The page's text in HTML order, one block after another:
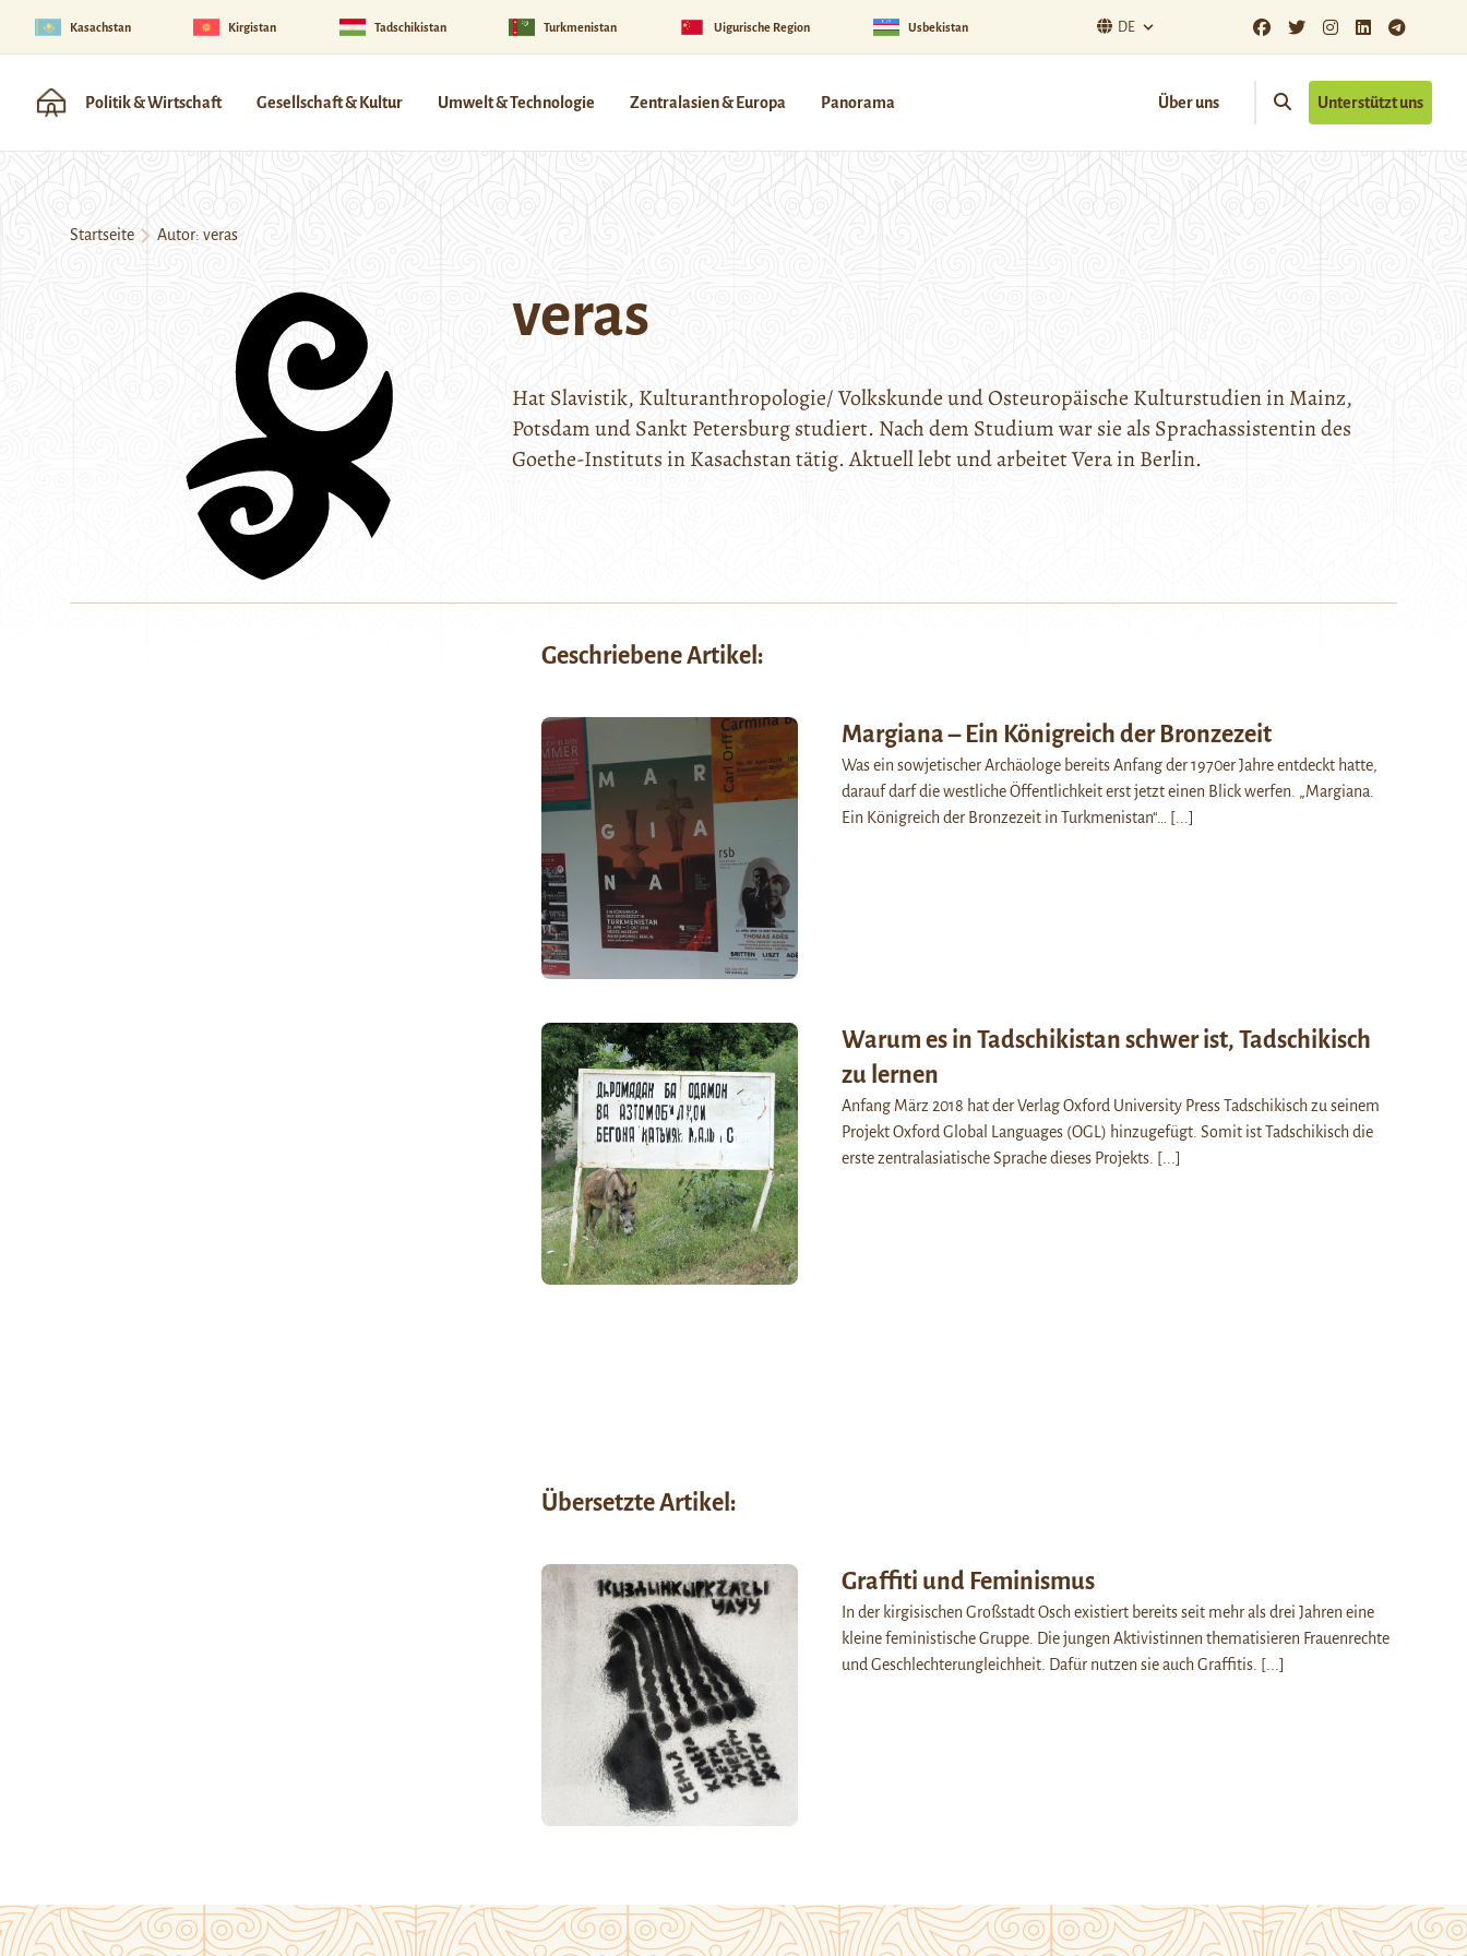
Kasachstan Kirgistan Tadschikistan Turkmenistan Uigurische Region Usbekistan DE
Politik & Wirtschaft Gesellschaft & Kultur Umwelt & Technologie Zentralasien & Europa Panorama Über uns Unterstützt uns
Startseite Autor: veras
veras
Hat Slavistik, Kulturanthropologie/ Volkskunde und Osteuropäische Kulturstudien in Mainz,
Potsdam und Sankt Petersburg studiert. Nach dem Studium war sie als Sprachassistentin des
Goethe-Instituts in Kasachstan tätig. Aktuell lebt und arbeitet Vera in Berlin.
Geschriebene Artikel:
Margiana – Ein Königreich der Bronzezeit
Was ein sowjetischer Archäologe bereits Anfang der 1970er Jahre entdeckt hatte,
darauf darf die westliche Öffentlichkeit erst jetzt einen Blick werfen. „Margiana.
Ein Königreich der Bronzezeit in Turkmenistan“…
[...]
Warum es in Tadschikistan schwer ist, Tadschikisch
zu lernen
Anfang März 2018 hat der Verlag Oxford University Press Tadschikisch zu seinem
Projekt Oxford Global Languages (OGL) hinzugefügt. Somit ist Tadschikisch die
erste zentralasiatische Sprache dieses Projekts. [...]
Übersetzte Artikel:
Graffiti und Feminismus
In der kirgisischen Großstadt Osch existiert bereits seit mehr als drei Jahren eine
kleine feministische Gruppe. Die jungen Aktivistinnen thematisieren Frauenrechte
und Geschlechterungleichheit. Dafür nutzen sie auch Graffitis. [...]